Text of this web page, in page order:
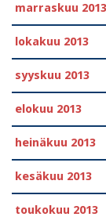
marraskuu 2013
lokakuu 2013
syyskuu 2013
elokuu 2013
heinäkuu 2013
kesäkuu 2013
toukokuu 2013